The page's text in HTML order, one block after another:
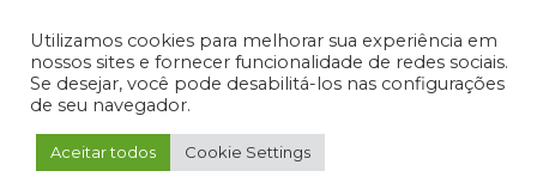
Admin Portal do Aluno Portal do Professor Portal do Coordenador
Utilizamos cookies para melhorar sua experiência em
nossos sites e fornecer funcionalidade de redes sociais.
Se desejar, você pode desabilitá-los nas configurações
de seu navegador.
Aceitar todos Cookie Settings